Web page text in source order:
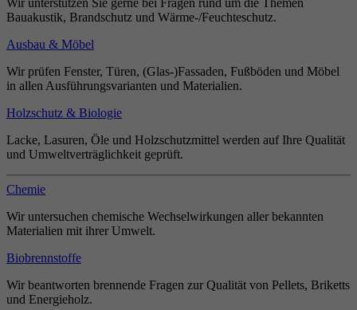
Wir unterstützen Sie gerne bei Fragen rund um die Themen
Bauakustik, Brandschutz und Wärme-/Feuchteschutz.
Ausbau & Möbel
Wir prüfen Fenster, Türen, (Glas-)Fassaden, Fußböden und Möbel
in allen Ausführungsvarianten und Materialien.
Holzschutz & Biologie
Lacke, Lasuren, Öle und Holzschutzmittel werden auf Ihre Qualität
und Umweltverträglichkeit geprüft.
Chemie
Wir untersuchen chemische Wechselwirkungen aller bekannten
Materialien mit ihrer Umwelt.
Biobrennstoffe
Wir beantworten brennende Fragen zur Qualität von Pellets, Briketts
und Energieholz.